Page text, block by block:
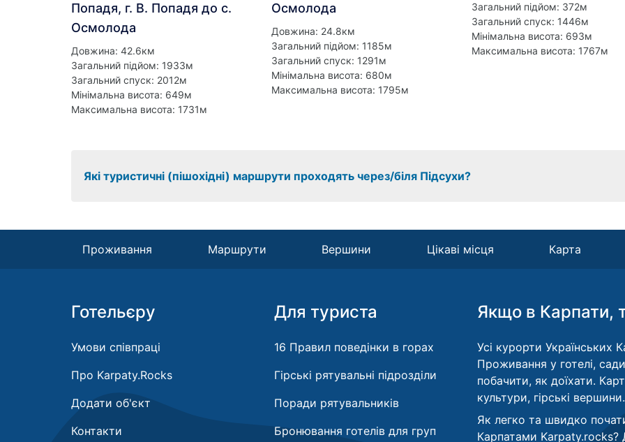
Попадя, г. В. Попадя до с.
Осмолода
Довжина: 42.6км
Загальний підйом: 1933м
Загальний спуск: 2012м
Мінімальна висота: 649м
Максимальна висота: 1731м
Осмолода
Довжина: 24.8км
Загальний підйом: 1185м
Загальний спуск: 1291м
Мінімальна висота: 680м
Максимальна висота: 1795м
Загальний підйом: 372м
Загальний спуск: 1446м
Мінімальна висота: 693м
Максимальна висота: 1767м
Які туристичні (пішохідні) маршрути проходять через/біля Підсухи?
Проживання Маршрути Вершини Цікаві місця Карта
Готельєру
Умови співпраці
Про Karpaty.Rocks
Додати об'єкт
Контакти
Для туриста
16 Правил поведінки в горах
Гірські рятувальні підрозділи
Поради рятувальників
Бронювання готелів для груп
Якщо в Карпати,
Усі курорти Українських
Проживання у готелі,
побачити, як доїхати.
культури, гірські вершини.
Як легко та швидко
Карпатами Karpaty.rocks?